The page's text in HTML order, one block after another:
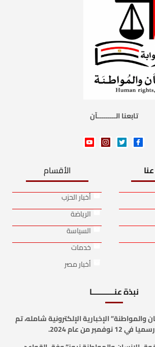
تابعنا الـــــــــآن
الأقسام
أخبار الحزب
الرياضة
السياسة
خدمات
أخبار مصر
نبذة عنـــــــــــا
والمواطنة” الإخبارية الإلكترونية شامله، تم
نوفمبر من عام 2024.